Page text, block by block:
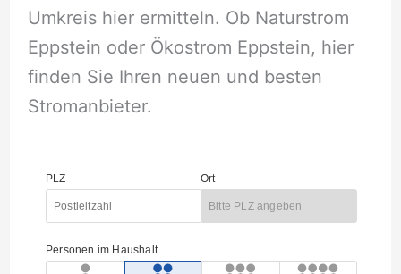
Umkreis hier ermitteln. Ob Naturstrom
Eppstein oder Ökostrom Eppstein, hier
finden Sie Ihren neuen und besten
Stromanbieter.